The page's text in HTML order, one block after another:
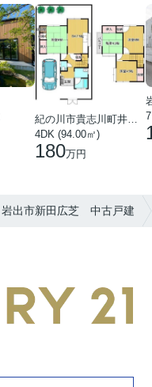
4DK (94.00㎡)
180万円
岩出市新田広芝 中古戸建